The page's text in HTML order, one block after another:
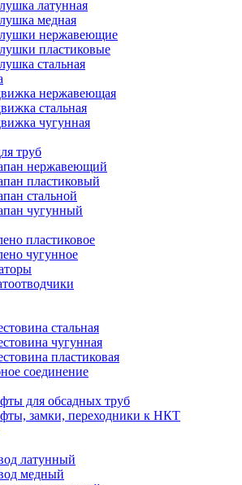
латунная
медная
нержавеющие
пластиковые
стальная
нержавеющая
стальная
чугунная
труб
нержавеющий
пластиковый
стальной
чугунный
пластиковое
чугунное
стальная
чугунная
пластиковая
соединение
для обсадных труб
замки, переходники к НКТ
латунный
медный